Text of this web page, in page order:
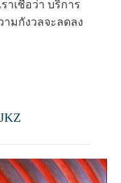
าเชื่อว่า บริการ
มกังวลจะลดลง